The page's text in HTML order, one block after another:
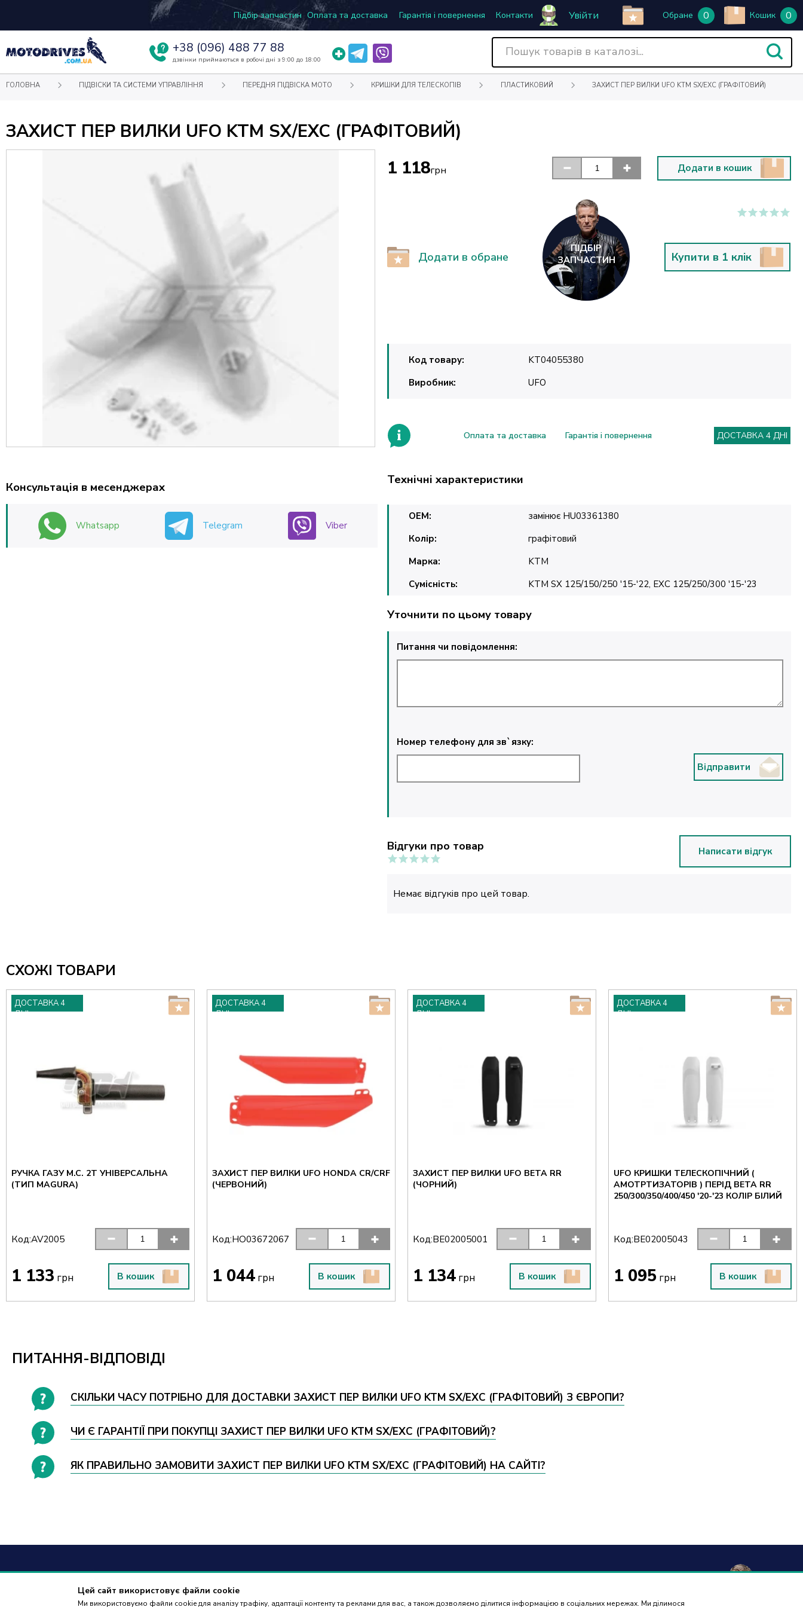
Підбір запчастин Оплата та доставка Гарантія і повернення Контакти Увійти Обране 0 Кошик 0
+38 (096) 488 77 88
дзвінки приймаються в робочі дні з 9:00 до 18:00
Цей сайт використовує файли cookie
Ми використовуємо файли cookie для аналізу трафіку, адаптації контенту та реклами для вас, а також дозволяємо ділитися інформацією в соціальних мережах. Ми ділимося
ГОЛОВНА ПІДВІСКИ ТА СИСТЕМИ УПРАВЛІННЯ ПЕРЕДНЯ ПІДВІСКА МОТО КРИШКИ ДЛЯ ТЕЛЕСКОПІВ ПЛАСТИКОВИЙ ЗАХИСТ ПЕР ВИЛКИ UFO KTM SX/EXC (ГРАФІТОВИЙ)
ЗАХИСТ ПЕР ВИЛКИ UFO KTM SX/EXC (ГРАФІТОВИЙ)
Консультація в месенджерах
Whatsapp Telegram Viber
1 118грн Додати в кошик
Додати в обране
ПІДБІР
ЗАПЧАСТИН
Купити в 1 клік
Код товару:
KT04055380
Виробник:
UFO
Оплата та доставка Гарантія і повернення ДОСТАВКА 4 ДНІ
Технічні характеристики
OEM:
замінює HU03361380
Колір:
графітовий
Марка:
KTM
Сумісність:
KTM SX 125/150/250 '15-'22, EXC 125/250/300 '15-'23
Уточнити по цьому товару
Питання чи повідомлення:
Номер телефону для зв`язку:
Відправити
Відгуки про товар Написати відгук
Немає відгуків про цей товар.
СХОЖІ ТОВАРИ
ДОСТАВКА 4
ДНІ
РУЧКА ГАЗУ M.C. 2T УНІВЕРСАЛЬНА
(ТИП MAGURA)
Код:AV2005
1 133 грн В кошик
ДОСТАВКА 4
ДНІ
ЗАХИСТ ПЕР ВИЛКИ UFO HONDA CR/CRF
(ЧЕРВОНИЙ)
Код:HO03672067
1 044 грн В кошик
ДОСТАВКА 4
ДНІ
ЗАХИСТ ПЕР ВИЛКИ UFO BETA RR
(ЧОРНИЙ)
Код:BE02005001
1 134 грн В кошик
ДОСТАВКА 4
ДНІ
UFO КРИШКИ ТЕЛЕСКОПІЧНИЙ (
АМОТРТИЗАТОРІВ ) ПЕРІД BETA RR
250/300/350/400/450 '20-'23 КОЛІР БІЛИЙ
Код:BE02005043
1 095 грн В кошик
ПИТАННЯ-ВІДПОВІДІ
СКІЛЬКИ ЧАСУ ПОТРІБНО ДЛЯ ДОСТАВКИ ЗАХИСТ ПЕР ВИЛКИ UFO KTM SX/EXC (ГРАФІТОВИЙ) З ЄВРОПИ?
ЧИ Є ГАРАНТІЇ ПРИ ПОКУПЦІ ЗАХИСТ ПЕР ВИЛКИ UFO KTM SX/EXC (ГРАФІТОВИЙ)?
ЯК ПРАВИЛЬНО ЗАМОВИТИ ЗАХИСТ ПЕР ВИЛКИ UFO KTM SX/EXC (ГРАФІТОВИЙ) НА САЙТІ?
+38